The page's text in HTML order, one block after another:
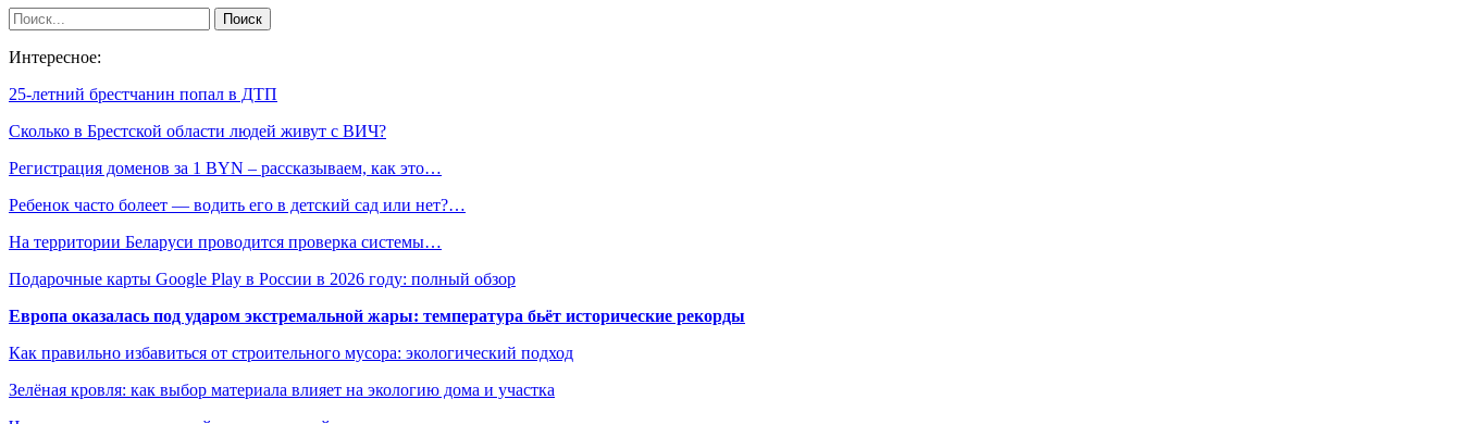
Интересное:
25-летний брестчанин попал в ДТП
Сколько в Брестской области людей живут с ВИЧ?
Регистрация доменов за 1 BYN – рассказываем, как это…
Ребенок часто болеет — водить его в детский сад или нет?…
На территории Беларуси проводится проверка системы…
Подарочные карты Google Play в России в 2026 году: полный обзор
Европа оказалась под ударом экстремальной жары: температура бьёт исторические рекорды
Как правильно избавиться от строительного мусора: экологический подход
Зелёная кровля: как выбор материала влияет на экологию дома и участка